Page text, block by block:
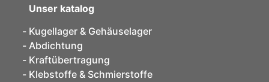
Unser katalog
Kugellager & Gehäuselager
Abdichtung
Kraftübertragung
Klebstoffe & Schmierstoffe